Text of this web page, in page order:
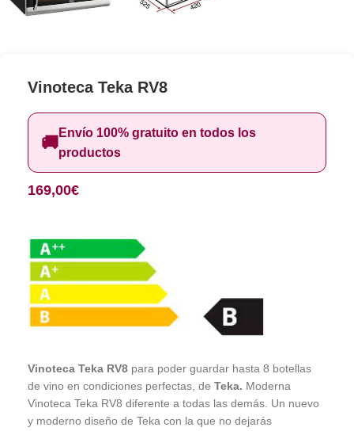
Vinoteca Teka RV8
🚚Envío 100% gratuito en todos los
productos
169,00€
Vinoteca Teka RV8 para poder guardar hasta 8 botellas
de vino en condiciones perfectas, de Teka. Moderna
Vinoteca Teka RV8 diferente a todas las demás. Un nuevo
y moderno diseño de Teka con la que no dejarás